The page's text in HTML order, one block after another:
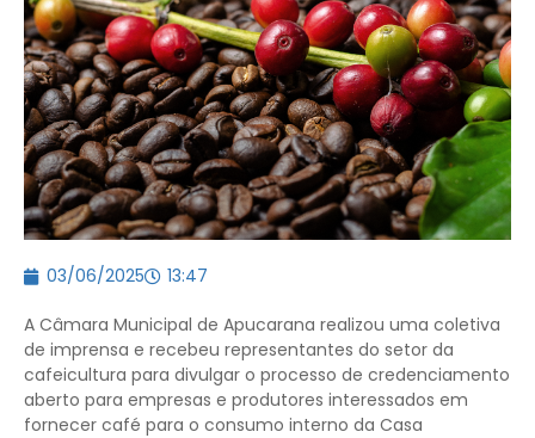
03/06/2025 13:47
A Câmara Municipal de Apucarana realizou uma coletiva
de imprensa e recebeu representantes do setor da
cafeicultura para divulgar o processo de credenciamento
aberto para empresas e produtores interessados em
fornecer café para o consumo interno da Casa